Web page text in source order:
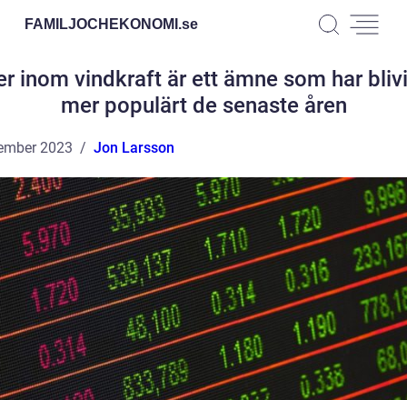
FAMILJOCHEKONOMI.se
inom vindkraft är ett ämne som har
mer populärt de senaste åren
2023 Jon Larsson